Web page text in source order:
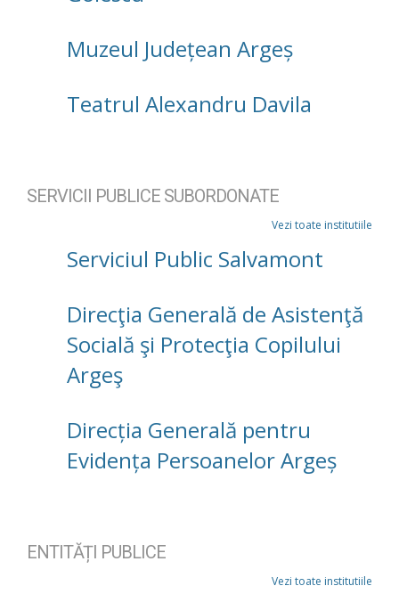
Muzeul Județean Argeș
Teatrul Alexandru Davila
SERVICII PUBLICE SUBORDONATE
Vezi toate institutiile
Serviciul Public Salvamont
Direcţia Generală de Asistenţă
Socială şi Protecţia Copilului
Argeş
Direcția Generală pentru
Evidența Persoanelor Argeș
ENTITĂȚI PUBLICE
Vezi toate institutiile